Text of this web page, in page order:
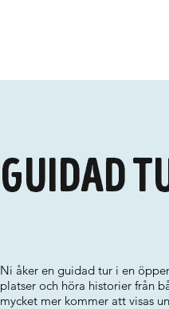
Guidad
Ni åker en guidad tur i en
platser och höra historier från
mycket mer kommer att visas